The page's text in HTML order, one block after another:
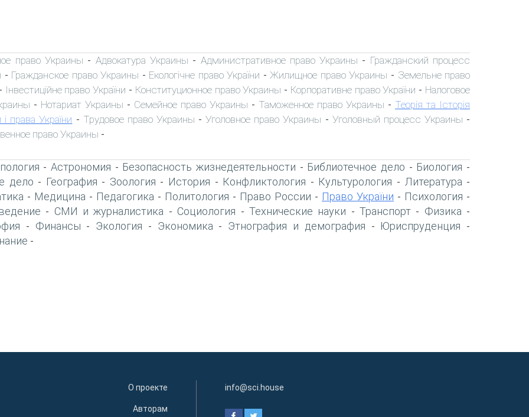
право Украины - Адвокатура Украины - Административное право Украины - Гражданский процесс
- Гражданское право Украины - Екологічне право України - Жилищное право Украины - Земельне право
- Інвестиційне право України - Конституционное право Украины - Корпоративне право України - Налоговое
- Нотариат Украины - Семейное право Украины - Таможенное право Украины - Теорія та Історія
права України - Трудовое право Украины -Уголовное право Украины - Уголовный процесс Украины -
право Украины -
-Астрономия - Безопасность жизнедеятельности - Библиотечное дело - Биология -
дело - География - Зоология - История - Конфликтология - Культурология - Литература -
- Медицина - Педагогика - Политология - Право России - Право України - Психология -
- СМИ и журналистика - Социология - Технические науки - Транспорт- Физика -
- Финансы - Экология - Экономика - Этнография и демография - Юриспруденция -
-
О проекте
Авторам
info@sci.house